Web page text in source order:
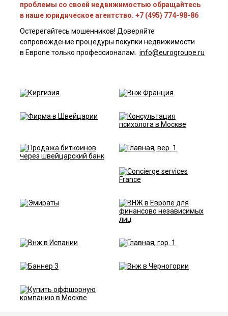
проблемы со своей недвижимостью обращайтесь
в наше юридическое агентство. +7 (495) 774-98-86
Остерегайтесь мошенников! Доверяйте
сопровождение процедуры покупки недвижимости
в Европе только профессионалам. info@eurogroupe.ru